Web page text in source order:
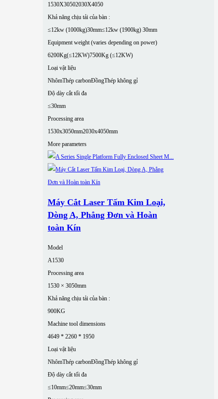
1530X30502030X4050
Khả năng chịu tải của bàn :
≤12kw (1000kg)30mm≤12kw (1900kg) 30mm
Equipment weight (varies depending on power)
6200Kg(≤12KW)7500Kg (≤12KW)
Loại vật liệu
NhômThép carbonĐồngThép không gỉ
Độ dày cắt tối đa
≤30mm
Processing area
1530x3050mm2030x4050mm
More parameters
Máy Cắt Laser Tấm Kim Loại,
Dòng A, Phẳng Đơn và Hoàn
toàn Kín
Model
A1530
Processing area
1530 × 3050mm
Khả năng chịu tải của bàn :
900KG
Machine tool dimensions
4649 * 2260 * 1950
Loại vật liệu
NhômThép carbonĐồngThép không gỉ
Độ dày cắt tối đa
≤10mm≤20mm≤30mm